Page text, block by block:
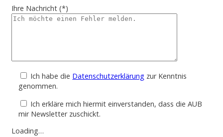
Ihre Nachricht (*)
Ich habe die Datenschutzerklärung zur Kenntnis
genommen.
Ich erkläre mich hiermit einverstanden, dass die AUB
mir Newsletter zuschickt.
Loading…